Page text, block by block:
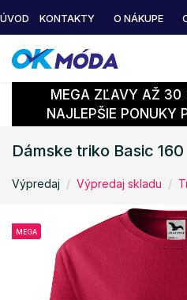
ÚVOD KONTAKTY O NÁKUPE
MEGA ZĽAVY AŽ 30
NAJLEPŠIE PONUKY
Dámske triko Basic
Výpredaj Výpredaj skladu
MEGA